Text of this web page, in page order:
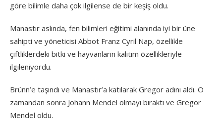
göre bilimle daha çok ilgilense de bir keşiş oldu.
Manastır aslında, fen bilimleri eğitimi alanında iyi bir üne
sahipti ve yöneticisi Abbot Franz Cyril Nap, özellikle
çiftliklerdeki bitki ve hayvanların kalıtım özellikleriyle
ilgileniyordu.
Brünn’e taşındı ve Manastır’a katılarak Gregor adını aldı. O
zamandan sonra Johann Mendel olmayı bıraktı ve Gregor
Mendel oldu.